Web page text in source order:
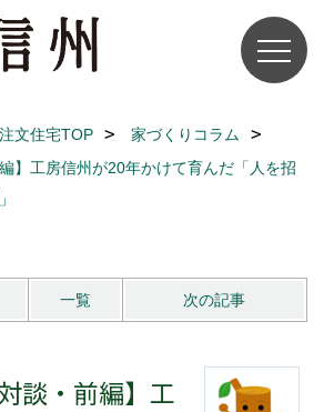
文住宅TOP
家づくりコラム
】工房信州が20年かけて育んだ「人を招
一覧 次の記事
談・前編】工